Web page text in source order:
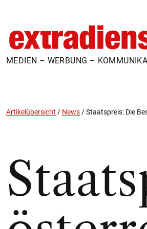
MEDIEN – WERBUNG –
Artikelübersicht / News /Staatspreis: Die